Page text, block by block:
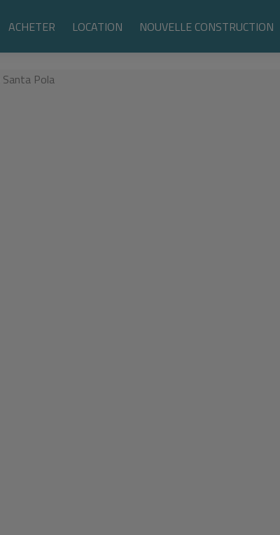
ACHETER LOCATION NOUVELLE CONSTRUCTION